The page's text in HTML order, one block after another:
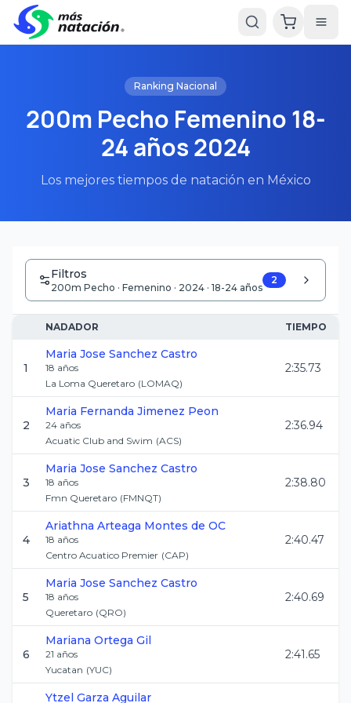
Ranking Nacional
200m Pecho Femenino 18-
24 años 2024
Los mejores tiempos de natación en México
Filtros
200m Pecho · Femenino · 2024 · 18-24 años
2
NADADOR TIEMPO
1
Maria Jose Sanchez Castro
18 años
La Loma Queretaro (LOMAQ)
2:35.73
2
Maria Fernanda Jimenez Peon
24 años
Acuatic Club and Swim (ACS)
2:36.94
3
Maria Jose Sanchez Castro
18 años
Fmn Queretaro (FMNQT)
2:38.80
4
Ariathna Arteaga Montes de OC
18 años
Centro Acuatico Premier (CAP)
2:40.47
5
Maria Jose Sanchez Castro
18 años
Queretaro (QRO)
2:40.69
6
Mariana Ortega Gil
21 años
Yucatan (YUC)
2:41.65
Ytzel Garza Aguilar